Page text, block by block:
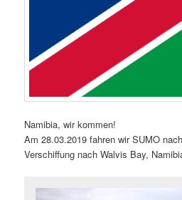
Namibia, wir kommen!
Am 28.03.2019 fahren wir SUMO
Verschiffung nach Walvis Bay,